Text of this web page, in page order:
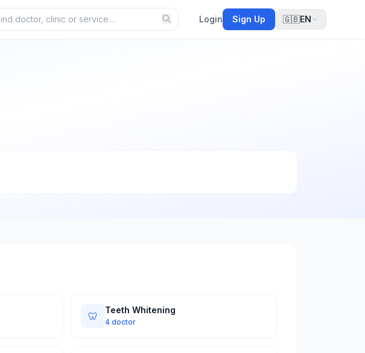
Login Sign Up 🇬🇧EN
🦷
Teeth Whitening
4 doctor